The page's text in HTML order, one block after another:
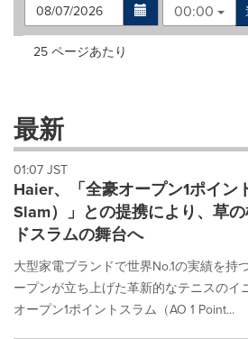
00:00
Making
these
dropdown
will
cause
content
on
this
page
to
change.
News
listings
Items per page:
25 ページあたり
最新
01:07 JST
Haier、「全豪オープン1ポイン
Slam）」との提携により、草
ドスラムの舞台へ
大型家電ブランドで世界No.1の実績を持
ープンが立ち上げた革新的なテニスのイ
オープン1ポイントスラム（AO 1 Point...